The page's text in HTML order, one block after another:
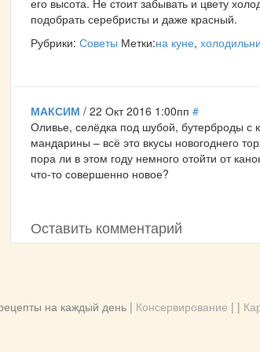
его высота. Не стоит забывать и цвету
подобрать серебристы и даже красный.
Рубрики: Советы Метки:на куне,
МАКСИМ / 22 Окт 2016 1:00пп #
Оливье, селёдка под шубой, бутерброды с
мандарины – всё это вкусы новогоднего
пора ли в этом году немного отойти от
что-то совершенно новое?
Оставить комментарий
на каждый день | Консервирование | |